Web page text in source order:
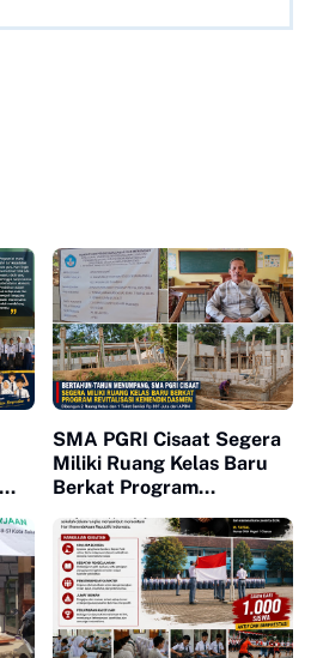
SMA PGRI Cisaat Segera
Miliki Ruang Kelas Baru
Berkat Program
Kemendikdasmen